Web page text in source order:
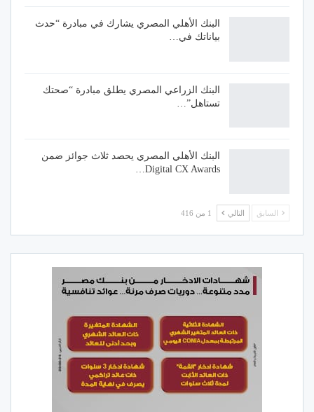
البنك الأهلي المصري يشارك في مبادرة “حدث
بياناتك في…
البنك الزراعي المصري يطلق مبادرة “صحتك
تستاهل”…
البنك الأهلي المصري يحصد ثلاث جوائز ضمن
Digital CX Awards…
السابق التالي 1 من 416